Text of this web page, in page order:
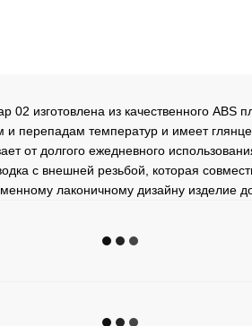
02 изготовлена из качественного ABS
и перепадам температур и имеет
от долгого ежедневного
с внешней резьбой, которая
лаконичному дизайну изделие